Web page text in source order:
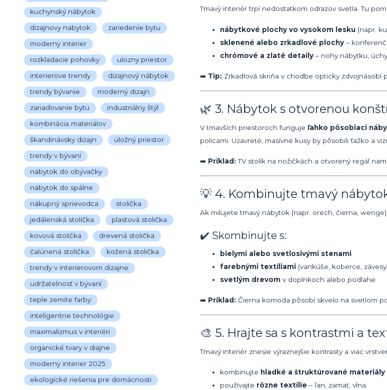
kuchynský nábytok
dizajnovy nabytok
zariedenie bytu
moderny interier
rozkladacie pohovky
ulozny priestor
interierove trendy
dizajnový nábytok
trendy bývanie
moderný dizajn
zariaďovanie bytu
industriálny štýl
kombinácia materiálov
škandinávsky dizajn
úložný priestor
trendy v bývaní
nábytok do obývačky
nábytok do spálne
nákupný sprievodca
stolička
jedálenská stolička
plastová stolička
kovová stolička
drevená stolička
čalúnená stolička
kožená stolička
trendy v interierovom dizajne
udržatelnosť v bývaní
teple zemite farby
inteligentne technológie
maximalizmus v interiéri
organické tvary v diajne
moderny interier 2025
ekologické riešenia pre domácnosti
Tmavý interiér trpí nedostatkom odrazov svetla. Tu
nábytkové plochy vo vysokom lesku (napr.
sklenené alebo zrkadlové plochy –
chrómové a zlaté detaily – nohy nábytku,
➡️ Tip: Zrkadlová skriňa v chodbe opticky zdvojnásobí
🌿 3. Nábytok s otvorenou
V tmavších priestoroch funguje ľahko pôsobiaci
policami. Uzavreté, masívne kusy by pôsobili ťažko a
➡️ Príklad: TV stolík na nožičkách a otvorený regál
💡 4. Kombinujte tmavý
Ak milujete tmavý nábytok (napr. orech, čierna,
✔️ Skombinujte s:
bielymi alebo svetlosivými stenami
farebnými textíliami (vankúše, koberce,
svetlým drevom v doplnkoch alebo podlahe
➡️ Príklad: Čierna komoda pôsobí skvelo na svetlom
🎨 5. Hrajte sa s kontrastmi a
Tmavý interiér znesie výraznejšie kontrasty a viac
kombinujte hladké a štruktúrované materiály
používajte rôzne textílie – ľan, zamat, vlna